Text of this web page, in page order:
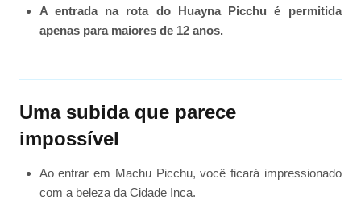
A entrada na rota do Huayna Picchu é permitida
apenas para maiores de 12 anos.
Uma subida que parece
impossível
Ao entrar em Machu Picchu, você ficará impressionado
com a beleza da Cidade Inca.